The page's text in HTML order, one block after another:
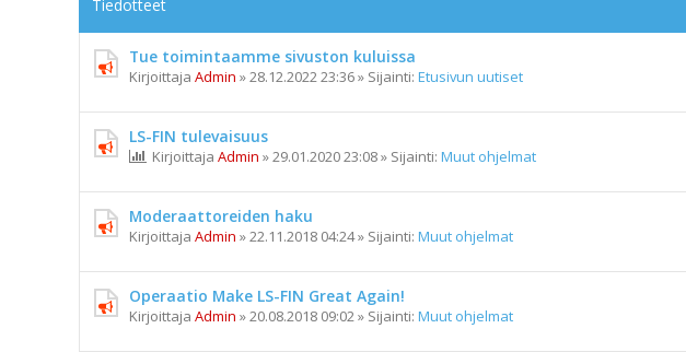
Tiedotteet
Tue toimintaamme sivuston kuluissa
Kirjoittaja Admin »28.12.2022 23:36» Sijainti: Etusivun uutiset
LS-FIN tulevaisuus
Kirjoittaja Admin »29.01.2020 23:08» Sijainti: Muut ohjelmat
Moderaattoreiden haku
Kirjoittaja Admin »22.11.2018 04:24» Sijainti: Muut ohjelmat
Operaatio Make LS-FIN Great Again!
Kirjoittaja Admin »20.08.2018 09:02» Sijainti: Muut ohjelmat